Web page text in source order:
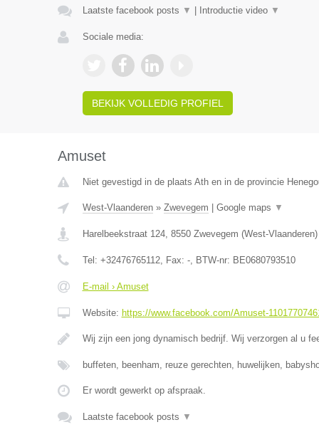
Laatste facebook posts ▼ Introductie video ▼
Sociale media:
BEKIJK VOLLEDIG PROFIEL
Amuset
Niet gevestigd in de plaats Ath en in de provincie
West-Vlaanderen» Zwevegem Google maps ▼
Harelbeekstraat 124, 8550 Zwevegem (West-Vlaanderen)
Tel: +32476765112, Fax: -, BTW-nr: BE0680793510
E-mail › Amuset
Website: https://www.facebook.com/Amuset-
Wij zijn een jong dynamisch bedrijf. Wij verzorgen al u
buffeten, beenham, reuze gerechten, huwelijken,
Er wordt gewerkt op afspraak.
Laatste facebook posts ▼